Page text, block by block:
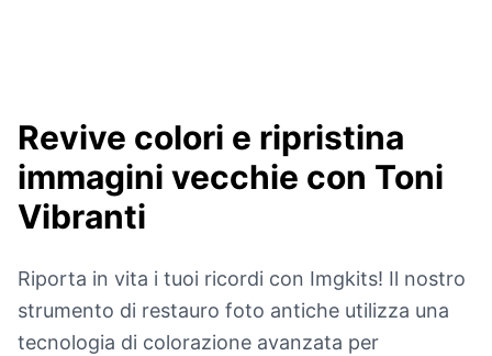
Revive colori e ripristina
immagini vecchie con Toni
Vibranti
Riporta in vita i tuoi ricordi con Imgkits! Il nostro
strumento di restauro foto antiche utilizza una
tecnologia di colorazione avanzata per